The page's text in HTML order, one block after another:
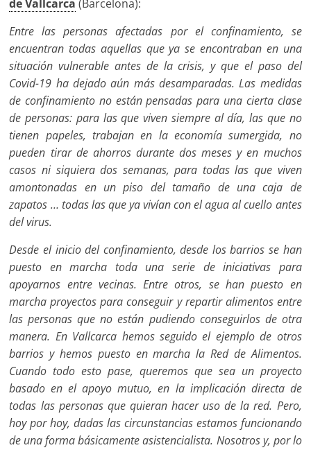
de Vallcarca (Barcelona):
Entre las personas afectadas por el confinamiento, se
encuentran todas aquellas que ya se encontraban en una
situación vulnerable antes de la crisis, y que el paso del
Covid-19 ha dejado aún más desamparadas. Las medidas
de confinamiento no están pensadas para una cierta clase
de personas: para las que viven siempre al día, las que no
tienen papeles, trabajan en la economía sumergida, no
pueden tirar de ahorros durante dos meses y en muchos
casos ni siquiera dos semanas, para todas las que viven
amontonadas en un piso del tamaño de una caja de
zapatos … todas las que ya vivían con el agua al cuello antes
del virus.
Desde el inicio del confinamiento, desde los barrios se han
puesto en marcha toda una serie de iniciativas para
apoyarnos entre vecinas. Entre otros, se han puesto en
marcha proyectos para conseguir y repartir alimentos entre
las personas que no están pudiendo conseguirlos de otra
manera. En Vallcarca hemos seguido el ejemplo de otros
barrios y hemos puesto en marcha la Red de Alimentos.
Cuando todo esto pase, queremos que sea un proyecto
basado en el apoyo mutuo, en la implicación directa de
todas las personas que quieran hacer uso de la red. Pero,
hoy por hoy, dadas las circunstancias estamos funcionando
de una forma básicamente asistencialista. Nosotros y, por lo